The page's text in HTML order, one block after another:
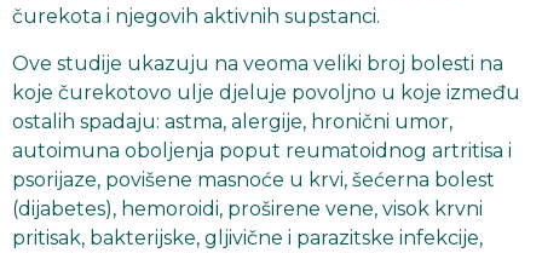
čurekota i njegovih aktivnih supstanci.
Ove studije ukazuju na veoma veliki broj bolesti na
koje čurekotovo ulje djeluje povoljno u koje između
ostalih spadaju: astma, alergije, hronični umor,
autoimuna oboljenja poput reumatoidnog artritisa i
psorijaze, povišene masnoće u krvi, šećerna bolest
(dijabetes), hemoroidi, proširene vene, visok krvni
pritisak, bakterijske, gljivične i parazitske infekcije,